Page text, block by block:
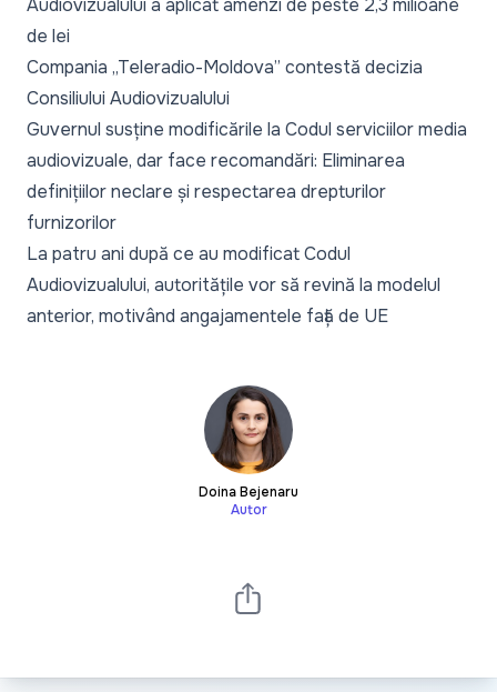
Audiovizualului a aplicat amenzi de peste 2,3 milioane
de lei
Compania „Teleradio-Moldova” contestă decizia
Consiliului Audiovizualului
Guvernul susține modificările la Codul serviciilor media
audiovizuale, dar face recomandări: Eliminarea
definițiilor neclare și respectarea drepturilor
furnizorilor
La patru ani după ce au modificat Codul
Audiovizualului, autoritățile vor să revină la modelul
anterior, motivând angajamentele față de UE
Doina Bejenaru
Autor